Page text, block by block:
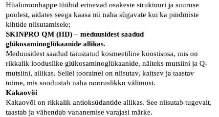
Hüaluroonhappe tüübid erinevad osakeste struktuuri ja suuruse
poolest, aidates seega kaasa nii naha sügavate kui ka pindmiste
kihtide niisutamisele;
SKINPRO QM (HD) – meduusidest saadud
glükosaminoglükaanide allikas.
Meduusidest saadud täiustatud kosmeetiline koostisosa, mis on
rikkalik looduslike glükosaminoglükaanide, näiteks mutsiini ja Q-
mutsiini, allikas. Sellel toorainel on niisutav, kaitsev ja taastav
toime, mis soodustab naha nooruslikku välimust.
Kakaovõi
Kakaovõi on rikkalik antioksüdantide allikas. See niisutab tugevalt,
taastab ja vähendab vananemise varajasi märke.